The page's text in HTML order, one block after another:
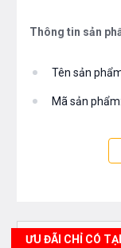
Thông tin sản
Tên sản
Mã sản
Xuất xứ: Việt
Màu sắc:
ƯU ĐÃI CHỈ CÓ